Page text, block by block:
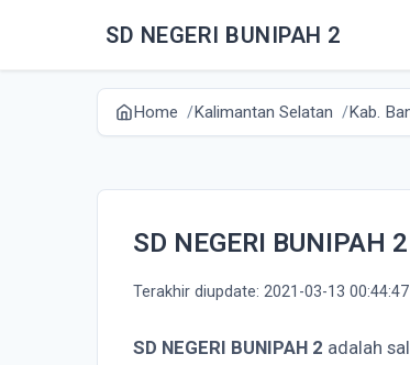
SD NEGERI BUNIPAH 2
Home Kalimantan Selatan Kab.
SD NEGERI BUNIPAH 2
Terakhir diupdate: 2021-03-13
SD NEGERI BUNIPAH 2 adalah